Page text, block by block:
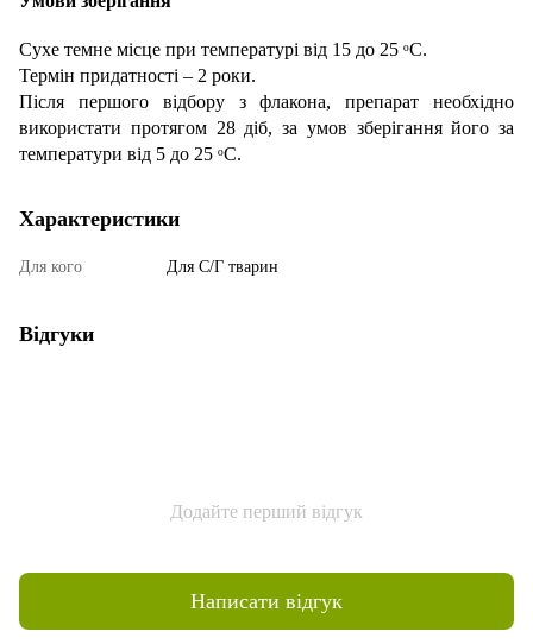
Сухе темне місце при температурі від 15 до 25 ᵒС.
Термін придатності – 2 роки.
Після першого відбору з флакона, препарат необхідно
використати протягом 28 діб, за умов зберігання його за
температури від 5 до 25 ᵒС.
Характеристики
Для кого Для С/Г тварин
Відгуки
Додайте перший відгук
Написати відгук